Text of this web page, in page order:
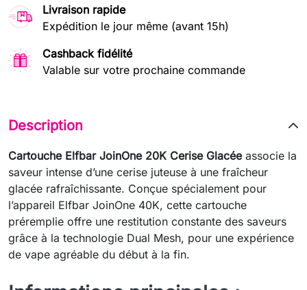
Livraison rapide
Expédition le jour même (avant 15h)
Cashback fidélité
Valable sur votre prochaine commande
Description
Cartouche Elfbar JoinOne 20K Cerise Glacéeassocie la
saveur intense d’une cerise juteuse à une fraîcheur
glacée rafraîchissante. Conçue spécialement pour
l’appareil Elfbar JoinOne 40K, cette cartouche
préremplie offre une restitution constante des saveurs
grâce à la technologie Dual Mesh, pour une expérience
de vape agréable du début à la fin.